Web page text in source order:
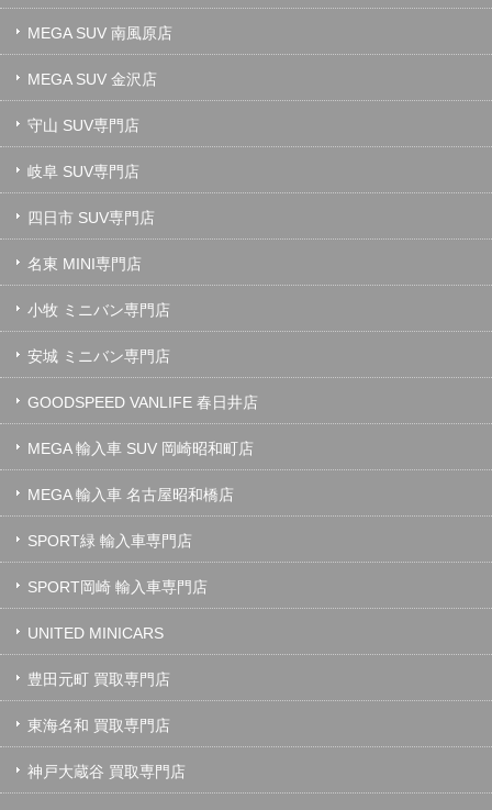
MEGA SUV 南風原店
MEGA SUV 金沢店
守山 SUV専門店
岐阜 SUV専門店
四日市 SUV専門店
名東 MINI専門店
小牧 ミニバン専門店
安城 ミニバン専門店
GOODSPEED VANLIFE 春日井店
MEGA 輸入車 SUV 岡崎昭和町店
MEGA 輸入車 名古屋昭和橋店
SPORT緑 輸入車専門店
SPORT岡崎 輸入車専門店
UNITED MINICARS
豊田元町 買取専門店
東海名和 買取専門店
神戸大蔵谷 買取専門店